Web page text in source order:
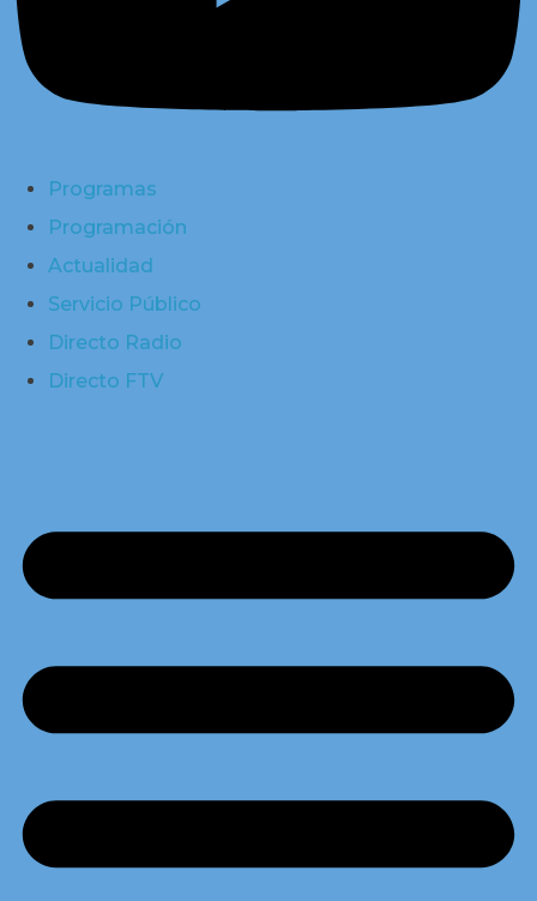
Programas
Programación
Actualidad
Servicio Público
Directo Radio
Directo FTV